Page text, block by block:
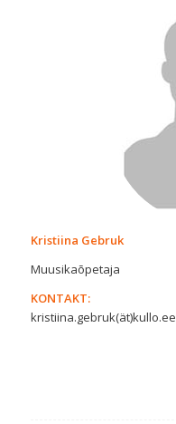
Kristiina Gebruk
Muusikaõpetaja
KONTAKT:
kristiina.gebruk(ät)kullo.ee